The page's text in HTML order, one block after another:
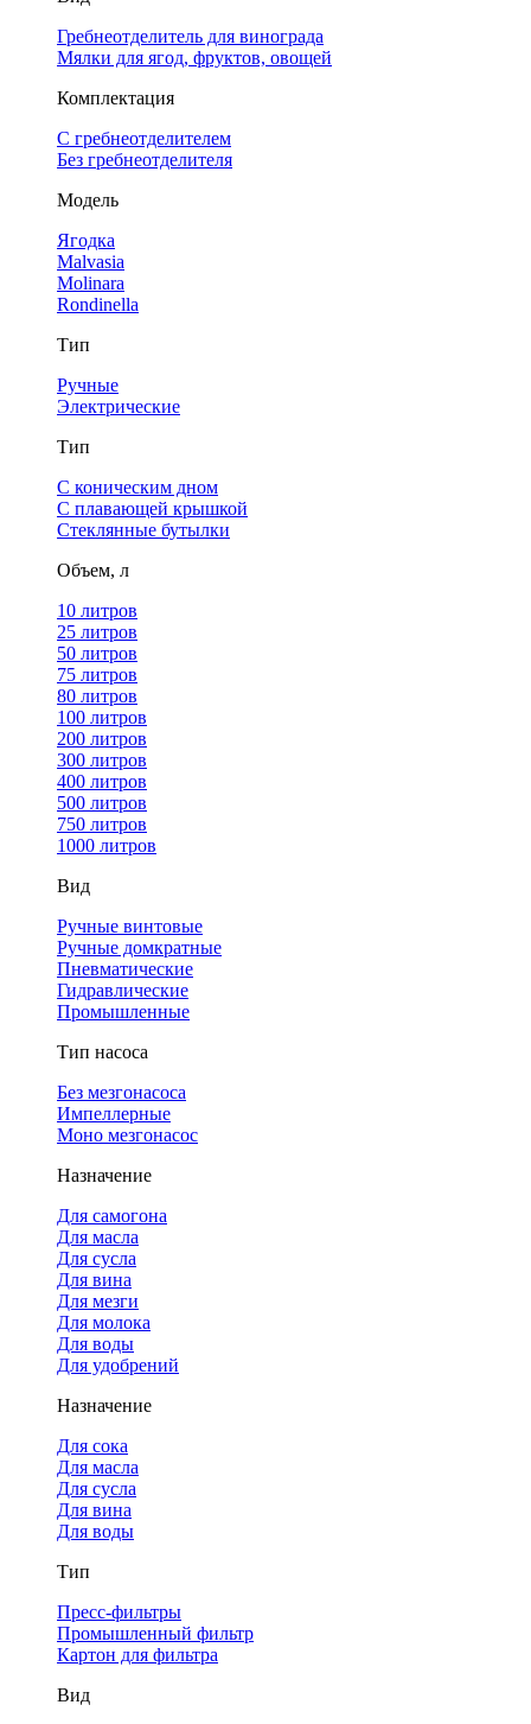
Гребнеотделитель для винограда
Мялки для ягод, фруктов, овощей
Комплектация
С гребнеотделителем
Без гребнеотделителя
Модель
Ягодка
Malvasia
Molinara
Rondinella
Тип
Ручные
Электрические
Тип
С коническим дном
С плавающей крышкой
Стеклянные бутылки
Объем, л
10 литров
25 литров
50 литров
75 литров
80 литров
100 литров
200 литров
300 литров
400 литров
500 литров
750 литров
1000 литров
Вид
Ручные винтовые
Ручные домкратные
Пневматические
Гидравлические
Промышленные
Тип насоса
Без мезгонасоса
Импеллерные
Моно мезгонасос
Назначение
Для самогона
Для масла
Для сусла
Для вина
Для мезги
Для молока
Для воды
Для удобрений
Назначение
Для сока
Для масла
Для сусла
Для вина
Для воды
Тип
Пресс-фильтры
Промышленный фильтр
Картон для фильтра
Вид